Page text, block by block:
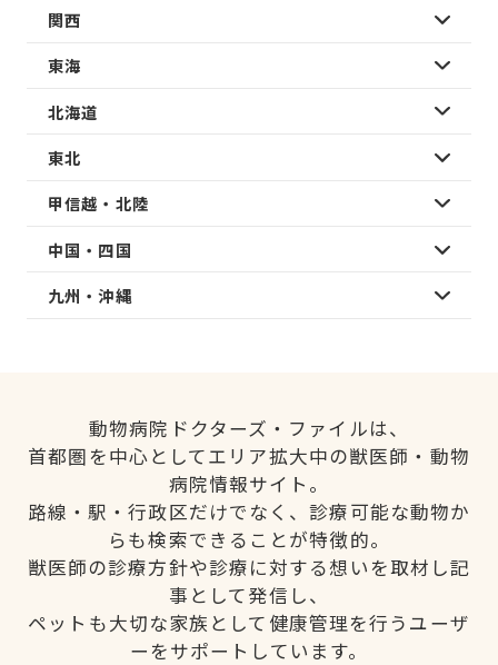
関西
東海
北海道
東北
甲信越・北陸
中国・四国
九州・沖縄
動物病院ドクターズ・ファイルは、
首都圏を中心としてエリア拡大中の獣医師・動物
病院情報サイト。
路線・駅・行政区だけでなく、診療可能な動物か
らも検索できることが特徴的。
獣医師の診療方針や診療に対する想いを取材し記
事として発信し、
ペットも大切な家族として健康管理を行うユーザ
ーをサポートしています。